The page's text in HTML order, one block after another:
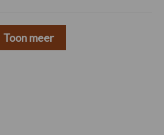
Toon meer